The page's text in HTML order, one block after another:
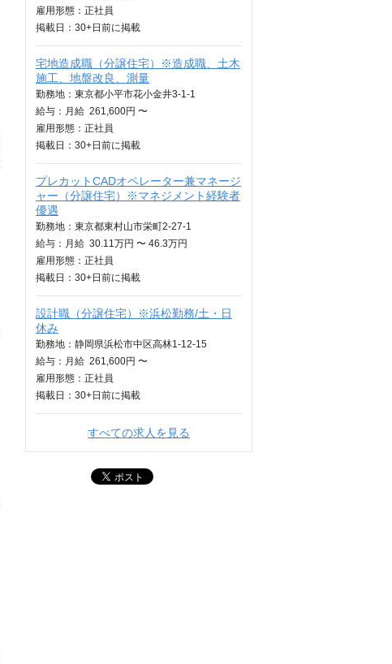
雇用形態：正社員
掲載日： 30+日 前に掲載
宅地造成職（分譲住宅）※造成職、土木
施工、地盤改良、測量
勤務地：東京都小平市花小金井3-1-1
給与： 月給 261,600円 〜
雇用形態：正社員
掲載日： 30+日 前に掲載
プレカットCADオペレーター兼マネージ
ャー（分譲住宅）※マネジメント経験者
優遇
勤務地：東京都東村山市栄町2-27-1
給与： 月給 30.11万円 〜 46.3万円
雇用形態：正社員
掲載日： 30+日 前に掲載
設計職（分譲住宅）※浜松勤務/土・日
休み
勤務地：静岡県浜松市中区高林1-12-15
給与： 月給 261,600円 〜
雇用形態：正社員
掲載日： 30+日 前に掲載
すべての求人を見る